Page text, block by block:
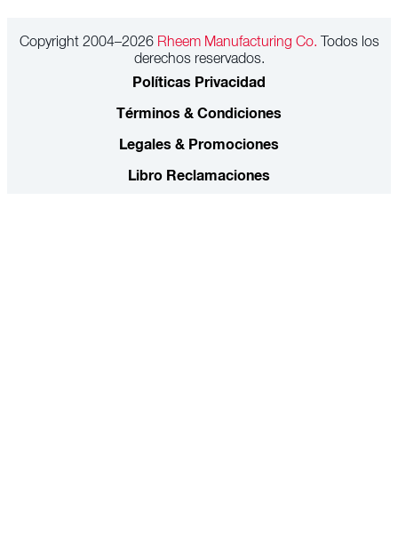
Copyright 2004–2026Rheem Manufacturing Co. Todos los
derechos reservados.
Políticas Privacidad
Términos & Condiciones
Legales & Promociones
Libro Reclamaciones